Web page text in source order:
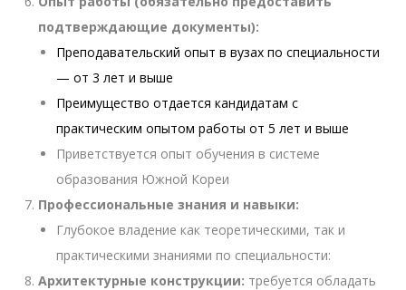
подтверждающие документы):
Преподавательский опыт в вузах по специальности
— от 3 лет и выше
Преимущество отдается кандидатам с
практическим опытом работы от 5 лет и выше
Приветствуется опыт обучения в системе
образования Южной Кореи
Профессиональные знания и навыки:
Глубокое владение как теоретическими, так и
практическими знаниями по специальности:
Архитектурные конструкции: требуется обладать